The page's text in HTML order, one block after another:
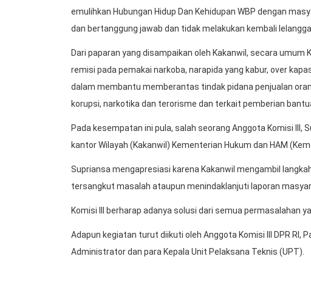
emulihkan Hubungan Hidup Dan Kehidupan WBP dengan
dan bertanggung jawab dan tidak melakukan kembali
Dari paparan yang disampaikan oleh Kakanwil, secara umum
remisi pada pemakai narkoba, narapida yang kabur, over
dalam membantu memberantas tindak pidana penjualan
korupsi, narkotika dan terorisme dan terkait pemberian
Pada kesempatan ini pula, salah seorang Anggota Komisi III,
kantor Wilayah (Kakanwil) Kementerian Hukum dan HAM
Supriansa mengapresiasi karena Kakanwil mengambil
tersangkut masalah ataupun menindaklanjuti laporan
Komisi III berharap adanya solusi dari semua permasalahan
Adapun kegiatan turut diikuti oleh Anggota Komisi III DPR RI,
Administrator dan para Kepala Unit Pelaksana Teknis (UPT).